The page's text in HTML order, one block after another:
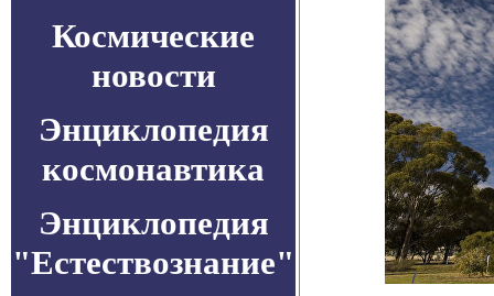
Космические
новости
Энциклопедия
космонавтика
Энциклопедия
"Естествознание"